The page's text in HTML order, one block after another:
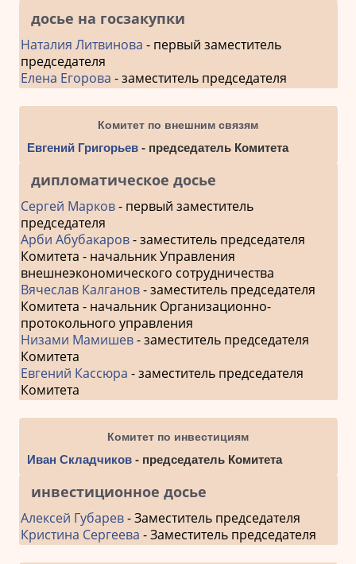
досье на госзакупки
Наталия Литвинова - первый заместитель
председателя
Елена Егорова - заместитель председателя
Комитет по внешним связям
Евгений Григорьев- председатель Комитета
дипломатическое досье
Сергей Марков- первый заместитель
председателя
Арби Абубакаров- заместитель председателя
Комитета - начальник Управления
внешнеэкономического сотрудничества
Вячеслав Калганов- заместитель председателя
Комитета - начальник Организационно-
протокольного управления
Низами Мамишев- заместитель председателя
Комитета
Евгений Кассюра - заместитель председателя
Комитета
Комитет по инвестициям
Иван Складчиков- председатель Комитета
инвестиционное досье
Алексей Губарев- Заместитель председателя
Кристина Сергеева - Заместитель председателя